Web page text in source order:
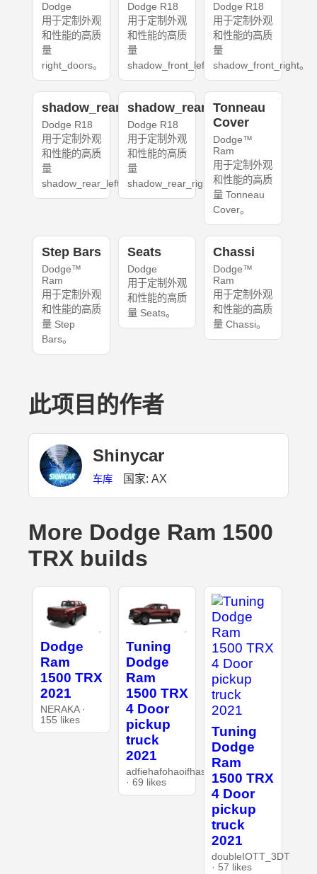
Dodge
用于定制外观
和性能的高质
量
right_doors。
Dodge R18
用于定制外观
和性能的高质
量
shadow_front_left。
Dodge R18
用于定制外观
和性能的高质
量
shadow_front_right。
shadow_rear_left
Dodge R18
用于定制外观
和性能的高质
量
shadow_rear_left。
shadow_rear_right
Dodge R18
用于定制外观
和性能的高质
量
shadow_rear_right。
Tonneau
Cover
Dodge™
Ram
用于定制外观
和性能的高质
量 Tonneau
Cover。
Step Bars
Dodge™
Ram
用于定制外观
和性能的高质
量 Step
Bars。
Seats
Dodge
用于定制外观
和性能的高质
量 Seats。
Chassi
Dodge™
Ram
用于定制外观
和性能的高质
量 Chassi。
此项目的作者
Shinycar
车库 国家: AX
More Dodge Ram 1500
TRX builds
Dodge
Ram
1500 TRX
2021
NERAKA ·
155 likes
Tuning
Dodge
Ram
1500 TRX
4 Door
pickup
truck
2021
adfiehafohaoifhasd
· 69 likes
Tuning
Dodge
Ram
1500 TRX
4 Door
pickup
truck
2021
doubleIOTT_3DT
· 57 likes